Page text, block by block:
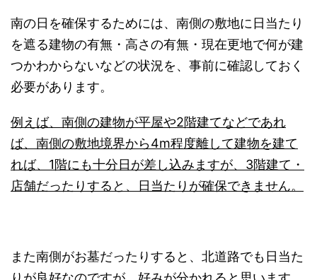
南の日を確保するためには、南側の敷地に日当たり
を遮る建物の有無・高さの有無・現在更地で何が建
つかわからないなどの状況を、事前に確認しておく
必要があります。
例えば、南側の建物が平屋や2階建てなどであれ
ば、南側の敷地境界から4m程度離して建物を建て
れば、1階にも十分日が差し込みますが、3階建て・
店舗だったりすると、日当たりが確保できません。
また南側がお墓だったりすると、北道路でも日当た